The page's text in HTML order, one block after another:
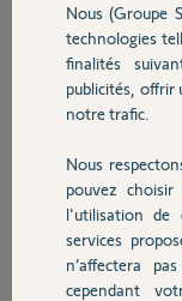
Sécurité
Domotique
Chauffage
Autres
sébastien C.
il y a plus de 10
Bonjour Sébastien,
voir ce lien pour le
https://
Quel est le résultat du
Nous (Groupe
technologies
finalités
publicités, offrir
notre trafic.
Nous
pouvez choisir
l'utilisation de
services
n’affectera
cependant